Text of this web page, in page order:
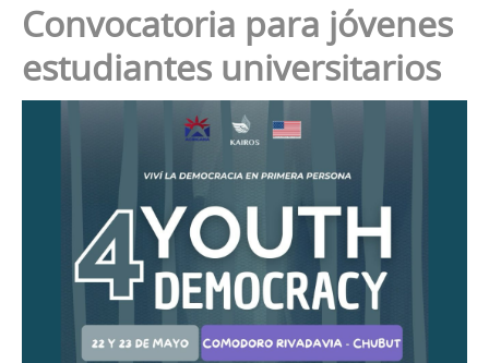
Convocatoria para jóvenes
estudiantes universitarios